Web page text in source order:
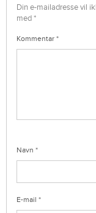
Din e-mailadresse vil
med*
Kommentar *
Navn *
E-mail *